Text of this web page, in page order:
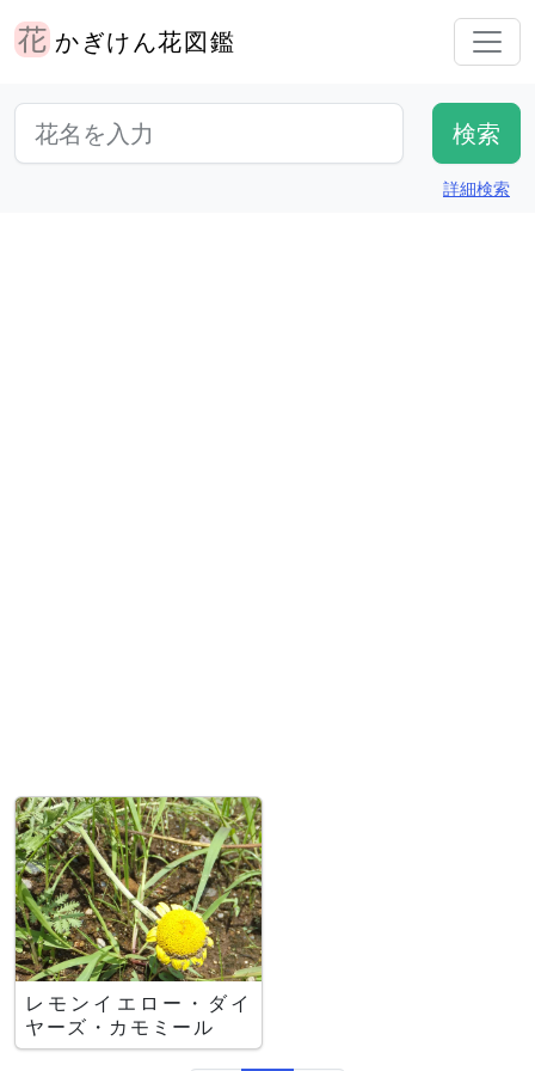
かぎけん花図鑑
詳細検索
レモンイエロー・ダイ
ヤーズ・カモミール